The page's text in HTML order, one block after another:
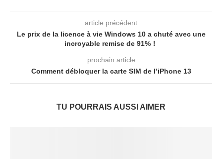
article précédent
Le prix de la licence à vie Windows 10 a chuté avec une
incroyable remise de 91%！
prochain article
Comment débloquer la carte SIM de l’iPhone 13
TU POURRAIS AUSSI AIMER